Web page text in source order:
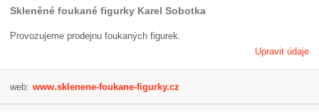
Skleněné foukané figurky Karel Sobotka
Provozujeme prodejnu foukaných figurek.
Upravit údaje
web: www.sklenene-foukane-figurky.cz